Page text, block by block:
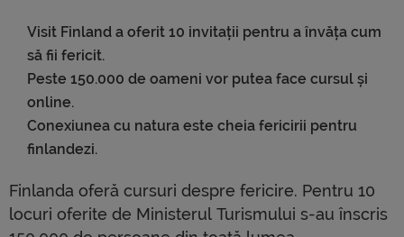
Visit Finland a oferit 10 invitații pentru a învăța cum
să fii fericit.
Peste 150.000 de oameni vor putea face cursul și
online.
Conexiunea cu natura este cheia fericirii pentru
finlandezi.
Finlanda oferă cursuri despre fericire. Pentru 10
locuri oferite de Ministerul Turismului s-au înscris